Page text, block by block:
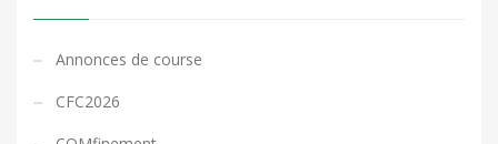
Annonces de course
CFC2026